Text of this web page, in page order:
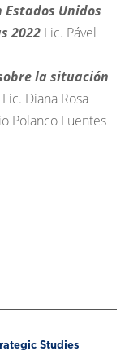
Unidos
2022 Lic. Pável
la situación
Lic. Diana Rosa
Polanco Fuentes
Studies